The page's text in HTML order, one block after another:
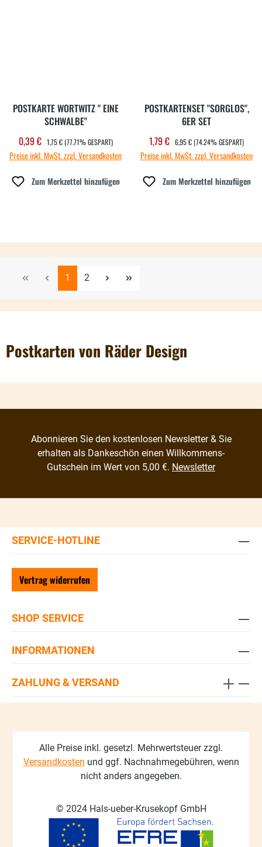
POSTKARTE WORTWITZ " EINE
SCHWALBE"
Verkaufspreis:
0,39 € REGULÄRER PREIS:
1,75 € (77.71% GESPART)
Preise inkl. MwSt. zzgl. Versandkosten
Zum Merkzettel hinzufügen
POSTKARTENSET "SORGLOS",
6ER SET
Verkaufspreis:
1,79 € REGULÄRER PREIS:
6,95 €(74.24% GESPART)
Preise inkl. MwSt. zzgl. Versandkosten
Zum Merkzettel hinzufügen
Seite
1 Seite
2
Postkarten von Räder Design
Abonnieren Sie den kostenlosen Newsletter & Sie
erhalten als Dankeschön einen Willkommens-
Gutschein im Wert von 5,00 €. Newsletter
SERVICE-HOTLINE
Vertrag widerrufen
SHOP SERVICE
INFORMATIONEN
ZAHLUNG & VERSAND
Alle Preise inkl. gesetzl. Mehrwertsteuer zzgl.
Versandkosten und ggf. Nachnahmegebühren, wenn
nicht anders angegeben.
© 2024 Hals-ueber-Krusekopf GmbH